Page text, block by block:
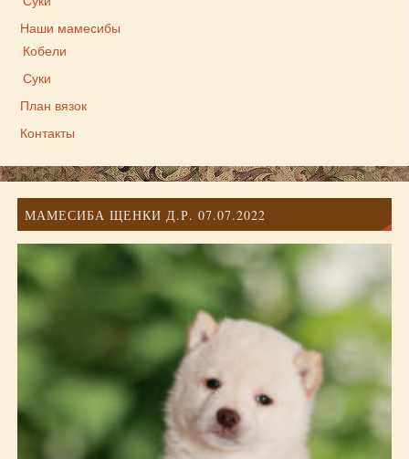
Наши мамесибы
Кобели
Суки
План вязок
Контакты
МАМЕСИБА ЩЕНКИ Д.Р. 07.07.2022